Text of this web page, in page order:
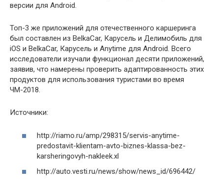
версии для Android.
Топ-3 же приложений для отечественного каршеринга
был составлен из BelkaCar, Карусель и Делимобиль для
iOS и BelkaCar, Карусель и Anytime для Android. Всего
исследователи изучали функционал десяти приложений,
заявив, что намерены проверить адаптированность этих
продуктов для использования туристами во время
ЧМ-2018.
Источники:
http://riamo.ru/amp/298315/servis-anytime-
predostavit-klientam-avto-biznes-klassa-bez-
karsheringovyh-nakleek.xl
http://auto.vesti.ru/news/show/news_id/696442/